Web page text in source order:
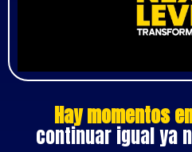
Hay momentos
continuar igual ya